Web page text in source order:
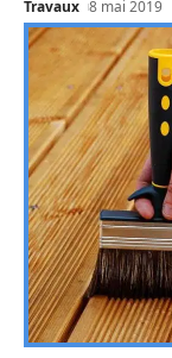
Travaux 8 mai 2019